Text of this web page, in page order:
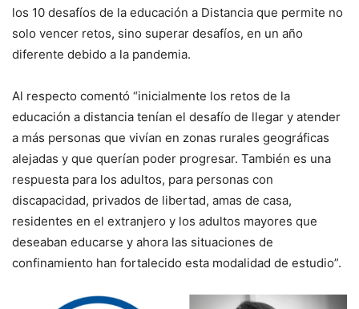
los 10 desafíos de la educación a Distancia que permite no
solo vencer retos, sino superar desafíos, en un año
diferente debido a la pandemia.
Al respecto comentó “inicialmente los retos de la
educación a distancia tenían el desafío de llegar y atender
a más personas que vivían en zonas rurales geográficas
alejadas y que querían poder progresar. También es una
respuesta para los adultos, para personas con
discapacidad, privados de libertad, amas de casa,
residentes en el extranjero y los adultos mayores que
deseaban educarse y ahora las situaciones de
confinamiento han fortalecido esta modalidad de estudio”.